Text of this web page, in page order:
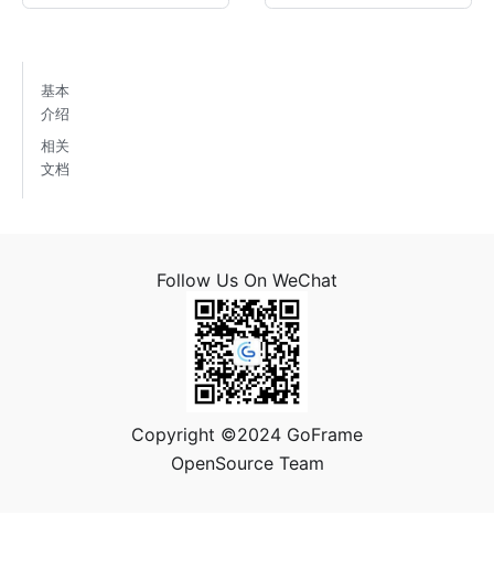
基本
介绍
相关
文档
Follow Us On WeChat
Copyright ©2024 GoFrame
OpenSource Team